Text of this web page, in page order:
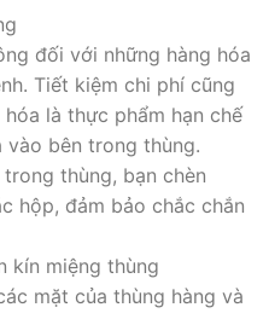
đối với những hàng hóa
Tiết kiệm chi phí cũng
là thực phẩm hạn chế
vào bên trong thùng.
thùng, bạn chèn
hộp, đảm bảo chắc chắn
kín miệng thùng
mặt của thùng hàng và